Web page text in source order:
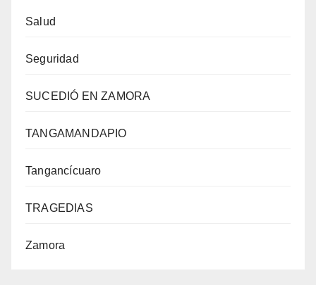
Salud
Seguridad
SUCEDIÓ EN ZAMORA
TANGAMANDAPIO
Tangancícuaro
TRAGEDIAS
Zamora